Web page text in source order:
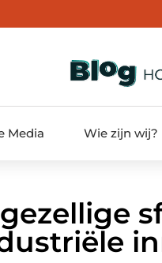
Media Wie zijn wij?